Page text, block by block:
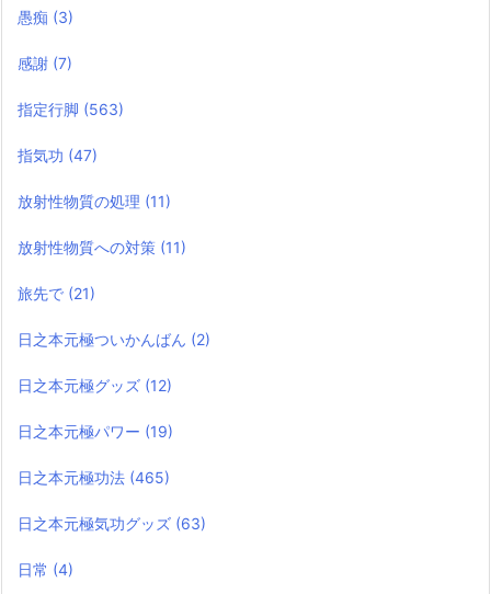
愚痴 (3)
感謝 (7)
指定行脚 (563)
指気功 (47)
放射性物質の処理 (11)
放射性物質への対策 (11)
旅先で (21)
日之本元極ついかんばん (2)
日之本元極グッズ (12)
日之本元極パワー (19)
日之本元極功法 (465)
日之本元極気功グッズ (63)
日常 (4)